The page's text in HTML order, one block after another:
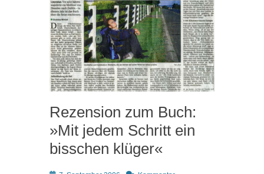
Rezension zum Buch:
»Mit jedem Schritt ein
bisschen klüger«